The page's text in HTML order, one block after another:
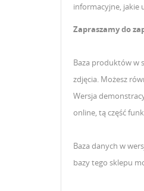
informacyjne, jakie
Zapraszamy do
Baza produktów w
zdjęcia. Możesz
Wersja
online, tą część
Baza danych w
bazy tego sklepu